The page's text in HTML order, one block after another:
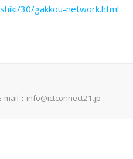
30/gakkou-network.html
： info@ictconnect21.jp